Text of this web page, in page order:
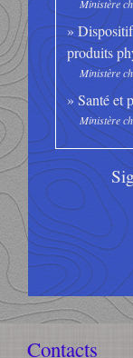
Ministère
produits
Ministère
Santé et
Ministère
Contacts